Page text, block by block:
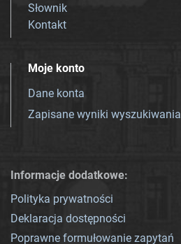
Słownik
Kontakt
Moje konto
Dane konta
Zapisane wyniki wyszukiwania
Informacje dodatkowe:
Polityka prywatności
Deklaracja dostępności
Poprawne formułowanie zapytań